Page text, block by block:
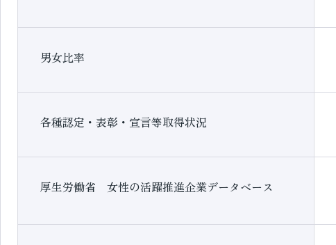
男女比率
各種認定・表彰・宣言等取得状況
厚生労働省 女性の活躍推進企業データベース